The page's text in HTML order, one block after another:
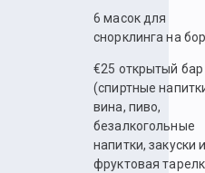
6 масок для
снорклинга на
€25 открытый бар
(спиртные
вина, пиво,
безалкогольные
напитки, закуски
фруктовая